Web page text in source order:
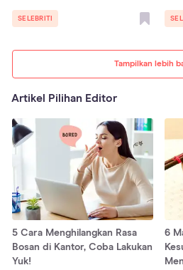
Tampilkan lebih
SELEBRITI
Artikel Pilihan Editor
5 Cara Menghilangkan Rasa
Bosan di Kantor, Coba Lakukan
Yuk!
6